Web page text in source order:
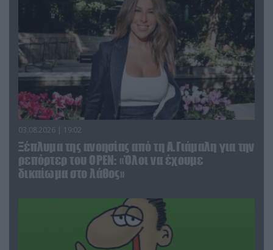
03.08.2026 | 19:02
Ξέπλυμα της ανοησίας από τη Α.Γιάμαλη για την
ρεπόρτερ του ΟΡΕΝ: «Όλοι να έχουμε
δικαίωμα στο λάθος»